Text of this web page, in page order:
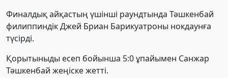
Финалдық айқастың үшінші раундтында Тәшкенбай
филиппиндік Джей Бриан Барикуатроны нокдаунға
түсірді.
Қорытыныды есеп бойынша 5:0 ұпайымен Санжар
Тәшкенбай жеңіске жетті.